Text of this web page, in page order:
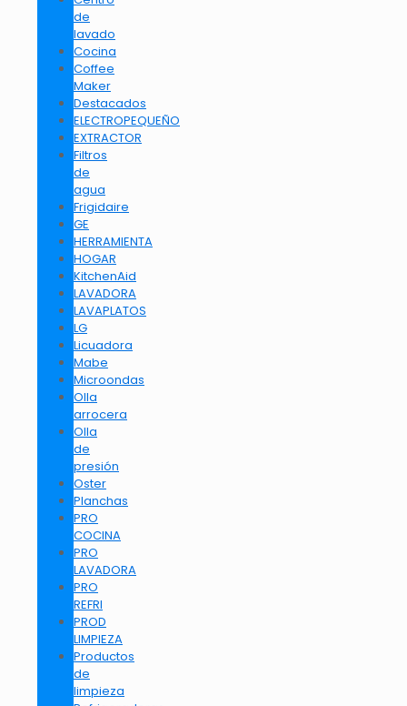
de
lavado
Cocina
Coffee
Maker
Destacados
ELECTROPEQUEÑO
EXTRACTOR
Filtros
de
agua
Frigidaire
GE
HERRAMIENTA
HOGAR
KitchenAid
LAVADORA
LAVAPLATOS
LG
Licuadora
Mabe
Microondas
Olla
arrocera
Olla
de
presión
Oster
Planchas
PRO
COCINA
PRO
LAVADORA
PRO
REFRI
PROD
LIMPIEZA
Productos
de
limpieza